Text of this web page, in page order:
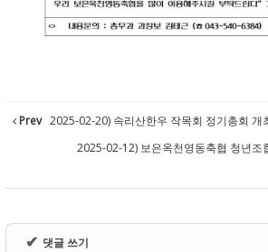
Prev 2025-02-20) 속리산한우 작목회 정기총회 개
2025-02-12) 보은옥천영동축협 청년조
✔ 댓글 쓰기